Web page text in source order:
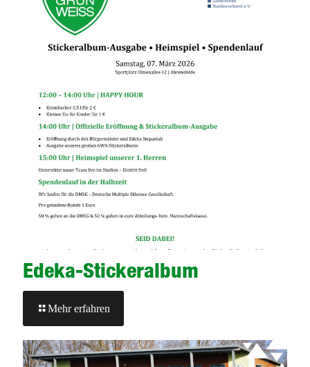
Edeka-Stickeralbum
Mehr erfahren